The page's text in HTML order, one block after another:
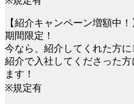
【紹介キャンペーン増額中！
期間限定！
今なら、紹介してくれた方に
紹介で入社してくださった
ます！
※規定有